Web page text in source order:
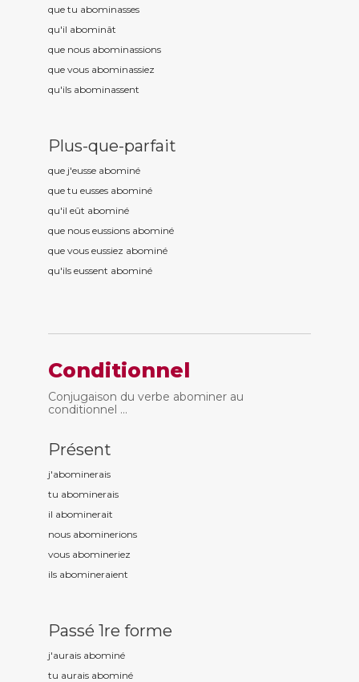
que tu abominasses
qu'il abominât
que nous abominassions
que vous abominassiez
qu'ils abominassent
Plus-que-parfait
que j'eusse abominé
que tu eusses abominé
qu'il eût abominé
que nous eussions abominé
que vous eussiez abominé
qu'ils eussent abominé
Conditionnel
Conjugaison du verbe abominer au
conditionnel ...
Présent
j'abominerais
tu abominerais
il abominerait
nous abominerions
vous abomineriez
ils abomineraient
Passé 1re forme
j'aurais abominé
tu aurais abominé